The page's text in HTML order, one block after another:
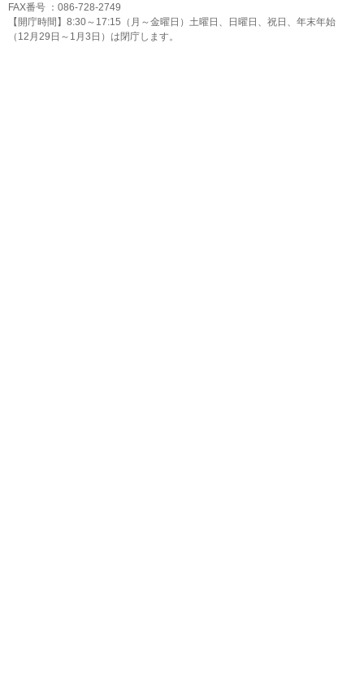
FAX番号 ：086-728-2749
【開庁時間】8:30～17:15（月～金曜日）土曜日、日曜日、祝日、年末年始
（12月29日～1月3日）は閉庁します。